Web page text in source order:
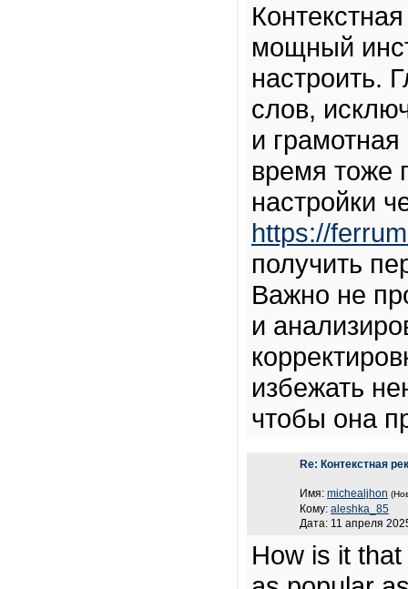
мощный
настроить.
слов,
и
время тоже
настройки
https://
получить
Важно не
и
избежать
чтобы она
Re: Контекстная
Имя: michealjhon
Кому: aleshka_85
Дата: 11 апреля
How is it